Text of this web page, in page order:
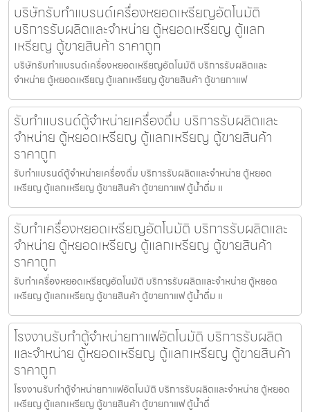
บริษัทรับทำแบรนด์เครื่องหยอดเหรียญ​อัตโนมัติ
บริการรับผลิตและจำหน่าย ตู้หยอดเหรียญ ตู้แลก
เหรียญ ตู้ขายสินค้า ราคาถูก
บริษัทรับทำแบรนด์เครื่องหยอดเหรียญ​อัตโนมัติ บริการรับผลิตและ
จำหน่าย ตู้หยอดเหรียญ ตู้แลกเหรียญ ตู้ขายสินค้า ตู้ขายกาแฟ
รับทำแบรนด์ตู้จำหน่ายเครื่องดื่ม บริการรับผลิตและ
จำหน่าย ตู้หยอดเหรียญ ตู้แลกเหรียญ ตู้ขายสินค้า
ราคาถูก
รับทำแบรนด์ตู้จำหน่ายเครื่องดื่ม บริการรับผลิตและจำหน่าย ตู้หยอด
เหรียญ ตู้แลกเหรียญ ตู้ขายสินค้า ตู้ขายกาแฟ ตู้น้ำดื่ม แ
รับทำเครื่องหยอดเหรียญ​อัตโนมัติ บริการรับผลิตและ
จำหน่าย ตู้หยอดเหรียญ ตู้แลกเหรียญ ตู้ขายสินค้า
ราคาถูก
รับทำเครื่องหยอดเหรียญ​อัตโนมัติ บริการรับผลิตและจำหน่าย ตู้หยอด
เหรียญ ตู้แลกเหรียญ ตู้ขายสินค้า ตู้ขายกาแฟ ตู้น้ำดื่ม แ
โรงงานรับทำตู้จำหน่ายกาแฟ​อัตโนมัติ บริการรับผลิต
และจำหน่าย ตู้หยอดเหรียญ ตู้แลกเหรียญ ตู้ขายสินค้า
ราคาถูก
โรงงานรับทำตู้จำหน่ายกาแฟ​อัตโนมัติ บริการรับผลิตและจำหน่าย ตู้หยอด
เหรียญ ตู้แลกเหรียญ ตู้ขายสินค้า ตู้ขายกาแฟ ตู้น้ำดื่